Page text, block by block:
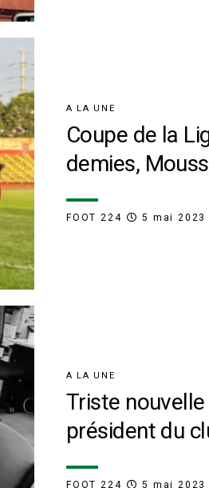
A LA UNE
Coupe de la
demies,
FOOT 224 5 mai 2023
A LA UNE
Triste
président du
FOOT 224 5 mai 2023